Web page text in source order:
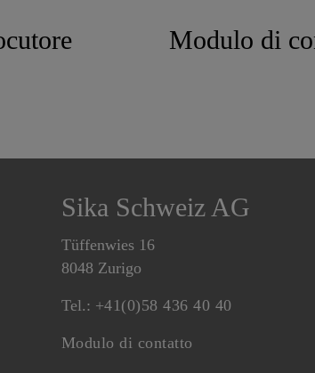
Modulo di
Sika Schweiz AG
Tüffenwies 16
8048 Zurigo
Tel.: +41(0)58 436 40 40
Modulo di contatto